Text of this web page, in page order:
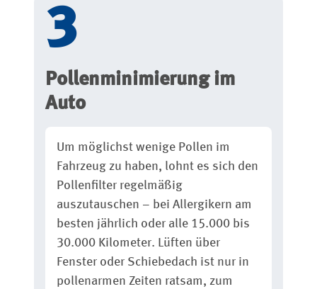
Pollenminimierung im
Auto
Um möglichst wenige Pollen im
Fahrzeug zu haben, lohnt es sich den
Pollenfilter regelmäßig
auszutauschen – bei Allergikern am
besten jährlich oder alle 15.000 bis
30.000 Kilometer. Lüften über
Fenster oder Schiebedach ist nur in
pollenarmen Zeiten ratsam, zum